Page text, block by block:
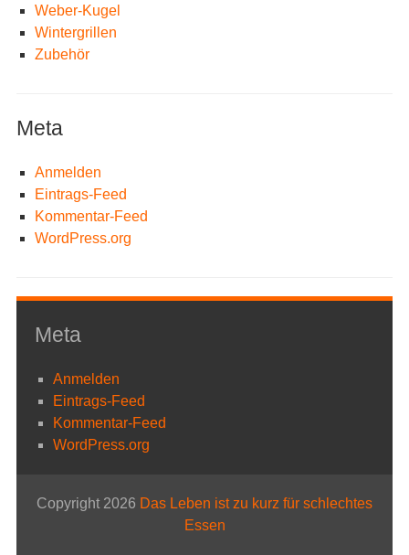
Weber-Kugel
Wintergrillen
Zubehör
Meta
Anmelden
Eintrags-Feed
Kommentar-Feed
WordPress.org
Meta
Anmelden
Eintrags-Feed
Kommentar-Feed
WordPress.org
Copyright 2026 Das Leben ist zu kurz für schlechtes
Essen